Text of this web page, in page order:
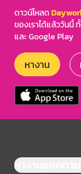
ดาวน์โหลด
ของเราได้แล้ววันนี้
และ Google Play
หางาน
หางานแยกตาม